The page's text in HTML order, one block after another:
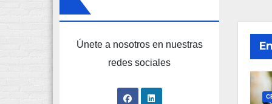
Únete a nosotros en nuestras
redes sociales